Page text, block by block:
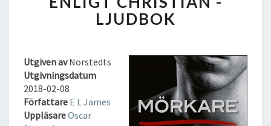
A
R
T
I
LJUDBOK
Utgiven avNorstedts
Utgivningsdatum
2018-02-08
Författare E L James
UppläsareOscar